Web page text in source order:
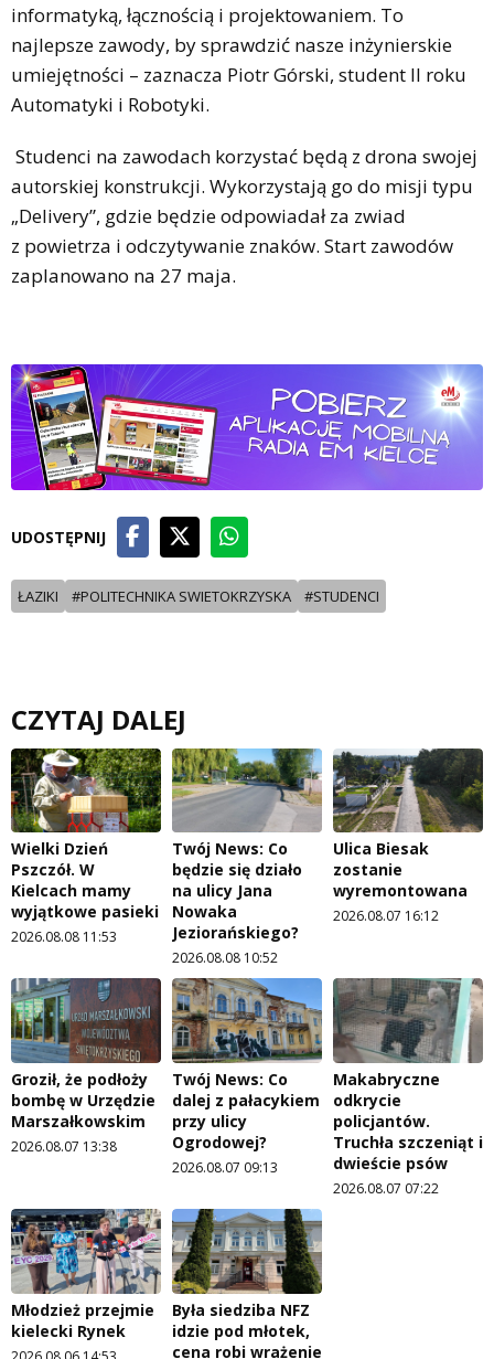
informatyką, łącznością i projektowaniem. To
najlepsze zawody, by sprawdzić nasze inżynierskie
umiejętności – zaznacza Piotr Górski, student II roku
Automatyki i Robotyki.
Studenci na zawodach korzystać będą z drona swojej
autorskiej konstrukcji. Wykorzystają go do misji typu
„Delivery”, gdzie będzie odpowiadał za zwiad
z powietrza i odczytywanie znaków. Start zawodów
zaplanowano na 27 maja.
UDOSTĘPNIJ
ŁAZIKI #POLITECHNIKA SWIETOKRZYSKA #STUDENCI
CZYTAJ DALEJ
Wielki Dzień
Pszczół. W
Kielcach mamy
wyjątkowe pasieki
2026.08.08 11:53
Twój News: Co
będzie się działo
na ulicy Jana
Nowaka
Jeziorańskiego?
2026.08.08 10:52
Ulica Biesak
zostanie
wyremontowana
2026.08.07 16:12
Groził, że podłoży
bombę w Urzędzie
Marszałkowskim
2026.08.07 13:38
Twój News: Co
dalej z pałacykiem
przy ulicy
Ogrodowej?
2026.08.07 09:13
Makabryczne
odkrycie
policjantów.
Truchła szczeniąt i
dwieście psów
2026.08.07 07:22
Młodzież przejmie
kielecki Rynek
Była siedziba NFZ
idzie pod młotek,
cena robi wrażenie